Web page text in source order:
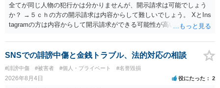
全てが同じ人物の犯行かは分かりませんが、開示請求は可能でしょう
か？ →５ｃｈの方の開示請求は内容からして難しいでしょう。 XとIns
tagramの方は内容からして開示請求ができる可能性が高いでしょう。
いでしょう。７月中にアカウントが削除されている場合、今から進め
ても失敗する可能性が高いように思われます。 相手を特定できた場
合、相手に全ての弁護士費用を負担させることは可能でしょうか？ →
訴訟外の交渉で相手方が認めれば負担させることができるでしょう。
訴訟で判決となった場合は、実際の弁護士費用が認められる場合と認
SNSでの誹謗中傷と金銭トラブル、法的対応の相談
#誹謗中傷 #被害者 #個人・プライベート #名誉毀損
2026年8月4日 役にたった 2